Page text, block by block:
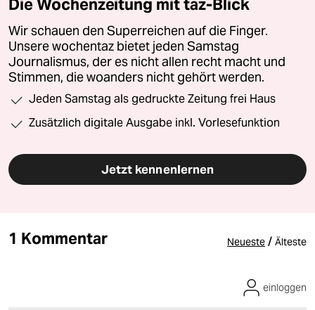
Die Wochenzeitung mit taz-Blick
Wir schauen den Superreichen auf die Finger.
Unsere wochentaz bietet jeden Samstag
Journalismus, der es nicht allen recht macht und
Stimmen, die woanders nicht gehört werden.
Jeden Samstag als gedruckte Zeitung frei Haus
Zusätzlich digitale Ausgabe inkl. Vorlesefunktion
Jetzt kennenlernen
1 Kommentar Neueste / Älteste
einloggen